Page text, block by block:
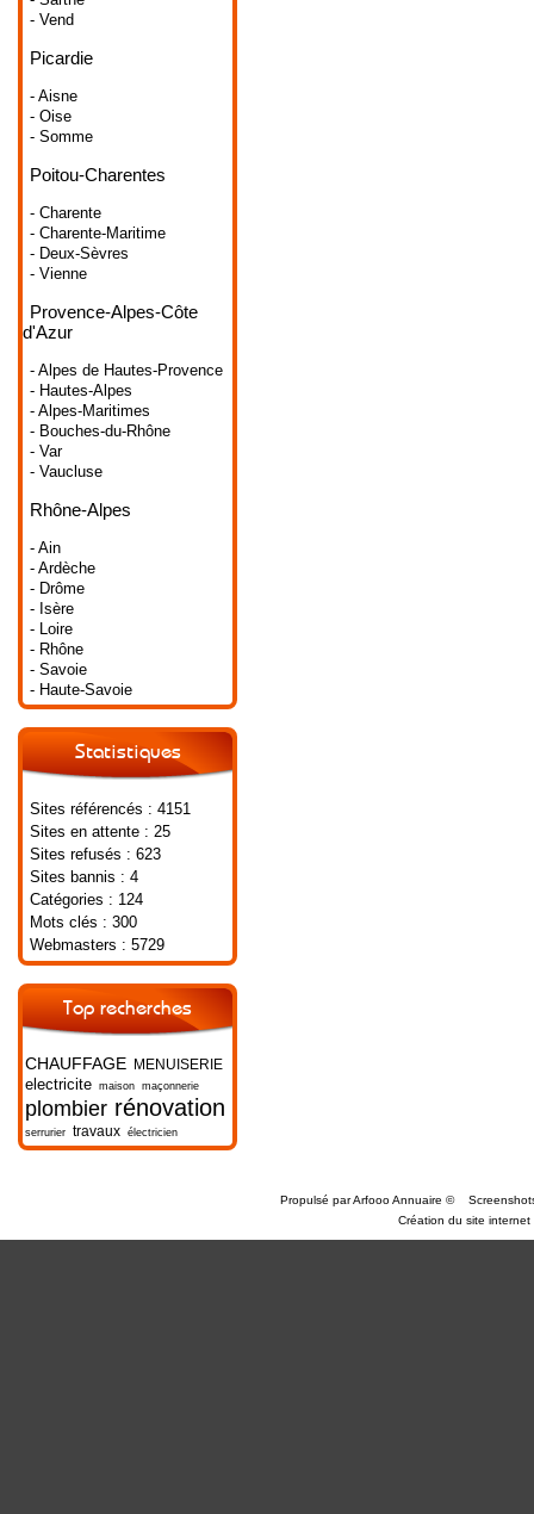
- Vend
Picardie
- Aisne
- Oise
- Somme
Poitou-Charentes
- Charente
- Charente-Maritime
- Deux-Sèvres
- Vienne
Provence-Alpes-Côte
d'Azur
- Alpes de Hautes-Provence
- Hautes-Alpes
- Alpes-Maritimes
- Bouches-du-Rhône
- Var
- Vaucluse
Rhône-Alpes
- Ain
- Ardèche
- Drôme
- Isère
- Loire
- Rhône
- Savoie
- Haute-Savoie
Statistiques
Sites référencés : 4151
Sites en attente : 25
Sites refusés : 623
Sites bannis : 4
Catégories : 124
Mots clés : 300
Webmasters : 5729
Top recherches
CHAUFFAGE MENUISERIE
electricite maison maçonnerie
plombier rénovation
serrurier travaux électricien
Propulsé parArfooo Annuaire ©
Création du site internet